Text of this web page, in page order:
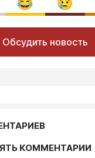
Обсудить новость
КОММЕНТАРИИ